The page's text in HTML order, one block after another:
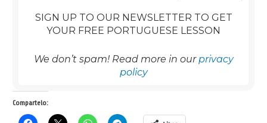
SIGN UP TO OUR NEWSLETTER TO GET
YOUR FREE PORTUGUESE LESSON
We don’t spam! Read more in ourprivacy
policy
Compartelo: